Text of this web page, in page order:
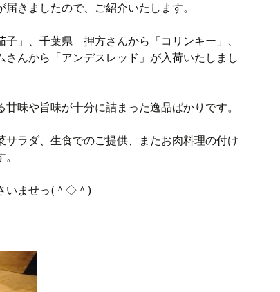
きましたので、ご紹介いたします。
」、千葉県 押方さんから「コリンキー」、
んから「アンデスレッド」が入荷いたしまし
味や旨味が十分に詰まった逸品ばかりです。
ラダ、生食でのご提供、またお肉料理の付け
いませっ(＾◇＾)